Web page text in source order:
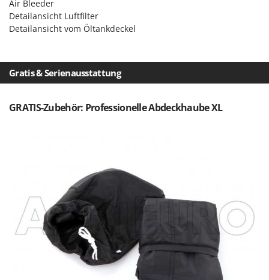
W
Wasserpumpen
Wein- und Obstpressen
Weitere Produkte
Zerstäuber
Zinkeneggen
Zubehör für Rasentraktoren
KitchenAid
Komo
L
Laica
Lampacrescia - MGM
LAR Casalinghi
Lotusgrill
M
M.A.I.BO.
Macom
Macte Ovens
Air Bleeder
Detailansicht Luftfilter
Detailansicht vom Öltankdeckel
Gratis & Serienausstattung
GRATIS-Zubehör: Professionelle Abdeckhaube XL